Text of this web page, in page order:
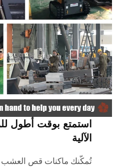
الآلية
تُمكّنك ماكنات قص العشب